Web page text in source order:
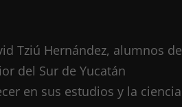
Tziú Hernández, alumnos de
del Sur de Yucatán
en sus estudios y la ciencia